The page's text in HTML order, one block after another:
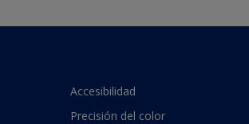
Accesibilidad
Precisión del color